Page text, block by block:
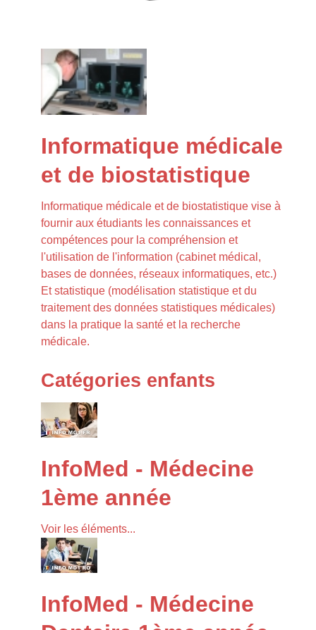
Informatique médicale
et de biostatistique
Informatique médicale et de biostatistique vise à
fournir aux étudiants les connaissances et
compétences pour la compréhension et
l'utilisation de l'information (cabinet médical,
bases de données, réseaux informatiques, etc.)
Et statistique (modélisation statistique et du
traitement des données statistiques médicales)
dans la pratique la santé et la recherche
médicale.
Catégories enfants
InfoMed - Médecine
1ème année
Voir les éléments...
InfoMed - Médecine